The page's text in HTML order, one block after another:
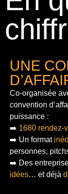
UNE
Co-organisée
convention
puissance :
➡️ 1680 rendez-
➡️ Un format
personnes,
➡️ Des
idées… et déjà